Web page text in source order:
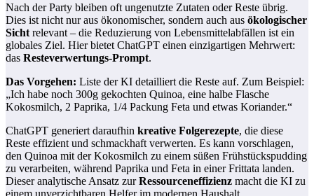
Nach der Party bleiben oft ungenutzte Zutaten oder Reste übrig.
Dies ist nicht nur aus ökonomischer, sondern auch aus ökologischer
Sicht relevant – die Reduzierung von Lebensmittelabfällen ist ein
globales Ziel. Hier bietet ChatGPT einen einzigartigen Mehrwert:
das Resteverwertungs-Prompt.
Das Vorgehen: Liste der KI detailliert die Reste auf. Zum Beispiel:
„Ich habe noch 300g gekochten Quinoa, eine halbe Flasche
Kokosmilch, 2 Paprika, 1/4 Packung Feta und etwas Koriander.“
ChatGPT generiert daraufhin kreative Folgerezepte, die diese
Reste effizient und schmackhaft verwerten. Es kann vorschlagen,
den Quinoa mit der Kokosmilch zu einem süßen Frühstückspudding
zu verarbeiten, während Paprika und Feta in einer Frittata landen.
Dieser analytische Ansatz zurRessourceneffizienz macht die KI zu
einem unverzichtbaren Helfer im modernen Haushalt.